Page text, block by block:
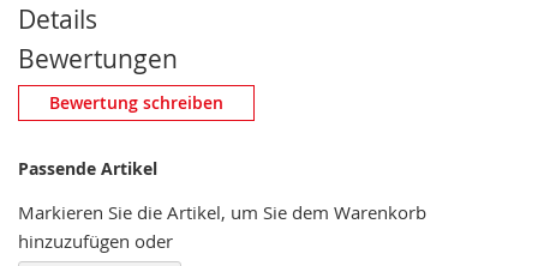
Details
Bewertungen
Eigene Bewertung schreiben
Nickname
Zusammenfassung
Bewertung schreiben
Passende Artikel
Markieren Sie die Artikel, um Sie dem Warenkorb
hinzuzufügen oder